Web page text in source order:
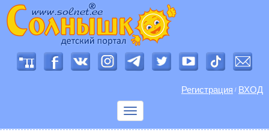
Регистрация / ВХОД
Показать